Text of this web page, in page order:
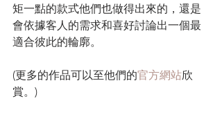
矩一點的款式他們也做得出來的，還是
會依據客人的需求和喜好討論出一個最
適合彼此的輪廓。
(更多的作品可以至他們的官方網站欣
賞。)